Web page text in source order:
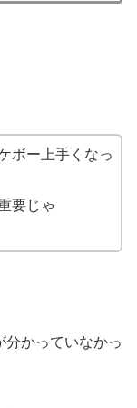
ボー上手くなっ
要じゃ
分かっていなかっ